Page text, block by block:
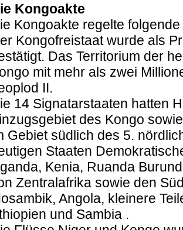
Kongoakte
Kongoakte regelte
Kongofreistaat wurde als
Das Territorium der
mit mehr als zwei
II.
14 Signatarstaaten hatten
des Kongo
Gebiet südlich des 5.
Staaten
Kenia, Ruanda
Zentralafrika sowie den
Angola, kleinere
und Sambia .